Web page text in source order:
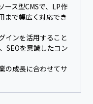
ース型CMSで、LP作
まで幅広く対応でき
インを活用すること
SEOを意識したコン
の成長に合わせてサ